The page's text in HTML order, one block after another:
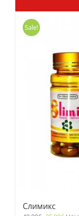
Sale!
Слимикс